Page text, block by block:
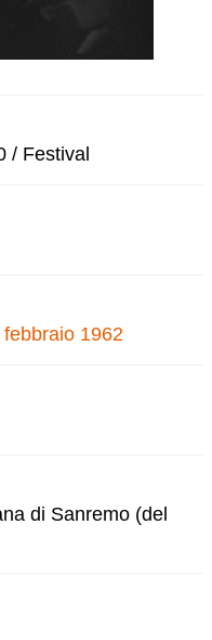
/ Festival
1962
di Sanremo (del